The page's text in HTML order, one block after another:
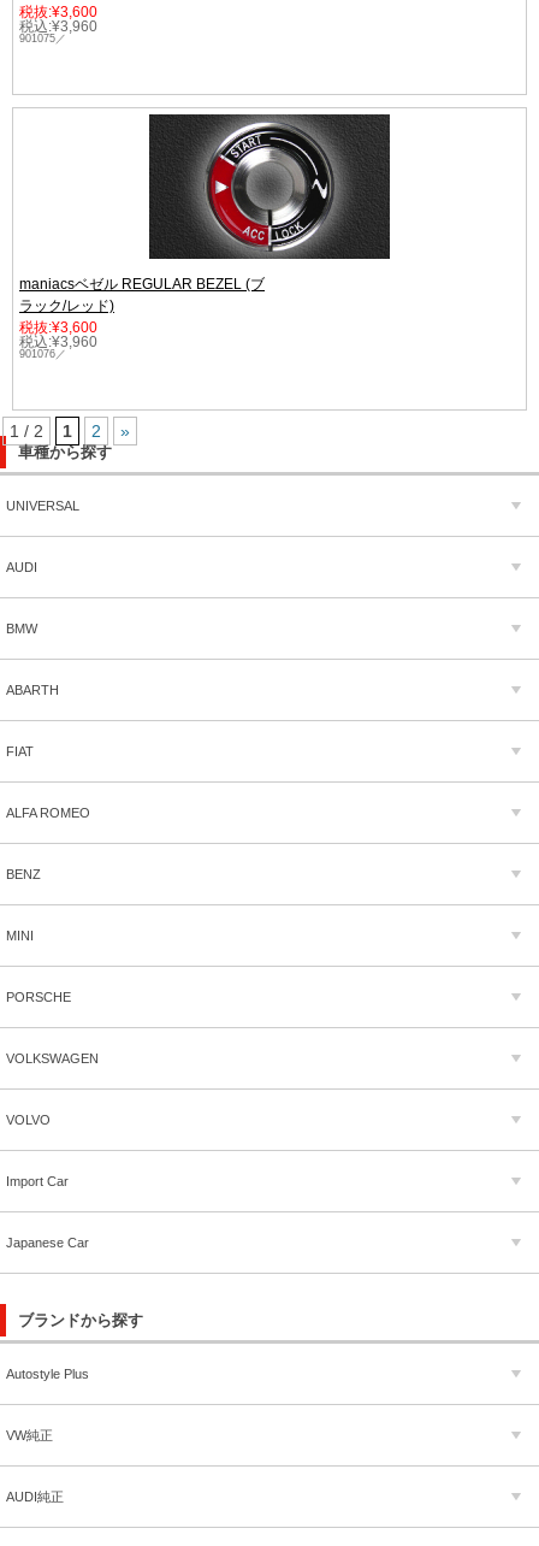
税抜:¥3,600
税込:¥3,960
901075／
maniacsベゼル REGULAR BEZEL (ブ
ラック/レッド)
税抜:¥3,600
税込:¥3,960
901076／
1 / 2 1 2 »
車種から探す
UNIVERSAL
AUDI
BMW
ABARTH
FIAT
ALFA ROMEO
BENZ
MINI
PORSCHE
VOLKSWAGEN
VOLVO
Import Car
Japanese Car
ブランドから探す
Autostyle Plus
VW純正
AUDI純正